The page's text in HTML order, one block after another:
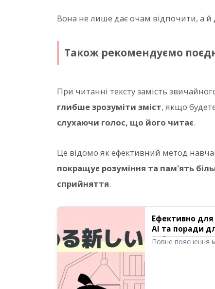
Вона не лише дає очам відпочити, а й
Також рекомендуємо
При читанні тексту замість
глибше зрозуміти зміст, якщо
слухаючи голос, що його читає.
Це відомо як ефективний метод
покращує розуміння та пам'ять
сприйняття.
Ефективно для
AI та поради
забезпечення
Повне пояснення